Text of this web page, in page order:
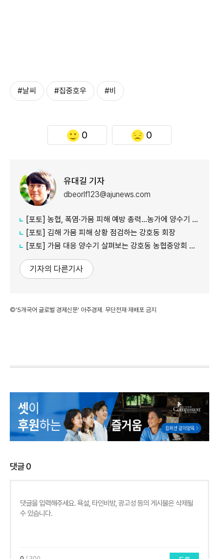
#날씨 #집중호우 #비
0 0
유대길 기자
dbeorlf123@ajunews.com
[포토] 농협, 폭염·가뭄 피해 예방 총력…농가에 양수기 지원
[포토] 김해 가뭄 피해 상황 점검하는 강호동 회장
[포토] 가뭄 대응 양수기 살펴보는 강호동 농협중앙회 회장
기자의 다른기사
©'5개국어 글로벌 경제신문' 아주경제. 무단전재·재배포 금지
댓글0